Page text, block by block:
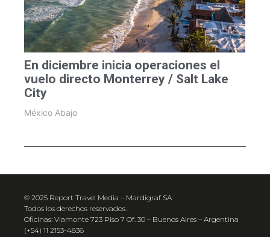
En diciembre inicia operaciones el
vuelo directo Monterrey / Salt Lake
City
México Abajo
© 2025 Report Travel Media – Mardigraf SA
Todos los derechos reservados.
Oficinas: Viamonte 723 Piso 7 Of. 30 – Buenos Aires – Argentina
(+54) 11 2153-4836